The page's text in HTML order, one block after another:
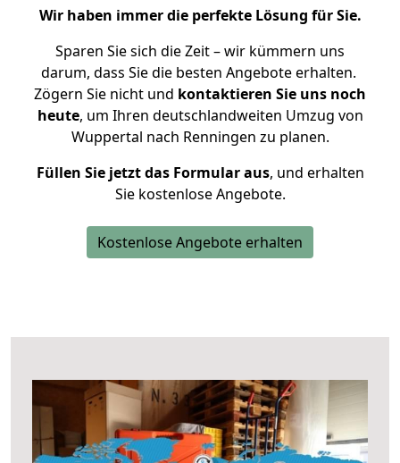
Wir haben immer die perfekte Lösung für Sie.
Sparen Sie sich die Zeit – wir kümmern uns
darum, dass Sie die besten Angebote erhalten.
Zögern Sie nicht und kontaktieren Sie uns noch
heute, um Ihren deutschlandweiten Umzug von
Wuppertal nach Renningen zu planen.
Füllen Sie jetzt das Formular aus, und erhalten
Sie kostenlose Angebote.
Kostenlose Angebote erhalten